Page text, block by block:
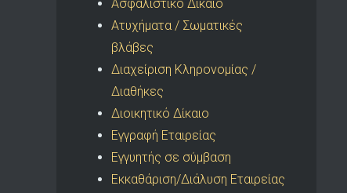
Ασφαλιστικό Δίκαιο
Ατυχήματα / Σωματικές
βλάβες
Διαχείριση Κληρονομίας /
Διαθήκες
Διοικητικό Δίκαιο
Εγγραφή Εταιρείας
Εγγυητής σε σύμβαση
Εκκαθάριση/Διάλυση Εταιρείας